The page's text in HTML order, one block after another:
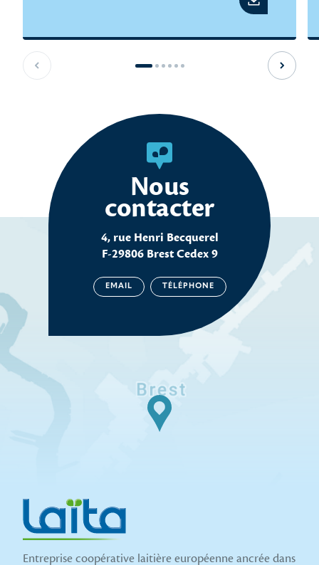
Voir le pdf
Slide précédente Slide
Nous
contacter
4, rue Henri Becquerel
F-29806 Brest Cedex 9
EMAIL TÉLÉPHONE
Entreprise coopérative laitière européenne ancrée dans